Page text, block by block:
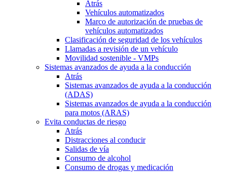
Atrás
Vehículos automatizados
Marco de autorización de pruebas de
vehículos automatizados
Clasificación de seguridad de los vehículos
Llamadas a revisión de un vehículo
Movilidad sostenible - VMPs
Sistemas avanzados de ayuda a la conducción
Atrás
Sistemas avanzados de ayuda a la conducción
(ADAS)
Sistemas avanzados de ayuda a la conducción
para motos (ARAS)
Evita conductas de riesgo
Atrás
Distracciones al conducir
Salidas de vía
Consumo de alcohol
Consumo de drogas y medicación